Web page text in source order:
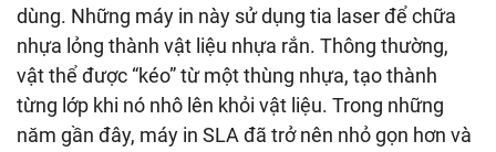
dùng. Những máy in này sử dụng tia laser để chữa
nhựa lỏng thành vật liệu nhựa rắn. Thông thường,
vật thể được “kéo” từ một thùng nhựa, tạo thành
từng lớp khi nó nhô lên khỏi vật liệu. Trong những
năm gần đây, máy in SLA đã trở nên nhỏ gọn hơn và